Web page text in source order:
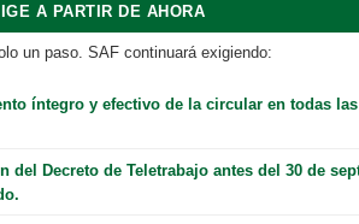
A PARTIR DE AHORA
un paso. SAF continuará exigiendo:
íntegro y efectivo de la circular en todas
Decreto de Teletrabajo antes del 30 de